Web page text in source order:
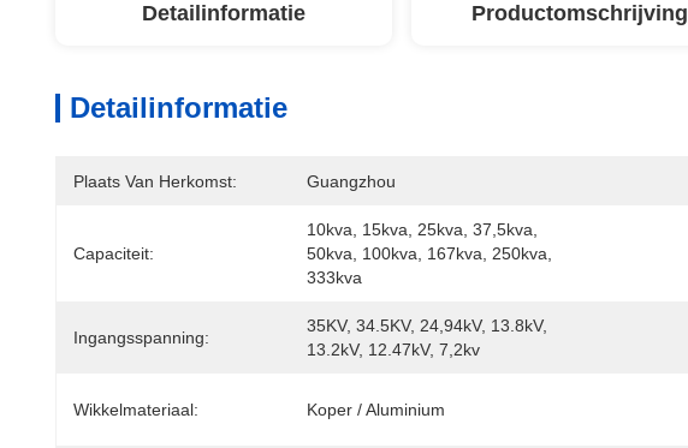
Detailinformatie Productomschrijving
Detailinformatie
Plaats Van Herkomst: Guangzhou
Capaciteit:
10kva, 15kva, 25kva, 37,5kva,
50kva, 100kva, 167kva, 250kva,
333kva
Ingangsspanning:
35KV, 34.5KV, 24,94kV, 13.8kV,
13.2kV, 12.47kV, 7,2kv
Wikkelmateriaal: Koper / Aluminium